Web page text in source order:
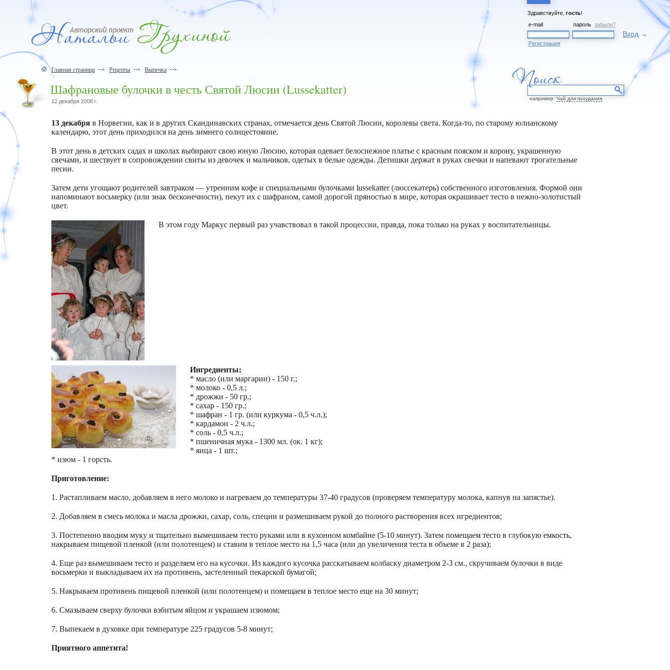
Здравствуйте, гость!
e-mail
пароль забыли?
Вход →
Регистрация
например: Чай для похудания
Главная страница Рецепты Выпечка
Шафрановые булочки в честь Святой Люсии (Lussekatter)
12 декабря 2008 г.
13 декабря в Норвегии, как и в других Скандинавских странах, отмечается день Святой Люсии, королевы света. Когда-то, по старому юлианскому
календарю, этот день приходился на день зимнего солнцестояние.
В этот день в детских садах и школах выбирают свою юную Люсию, которая одевает белоснежное платье с красным пояском и корону, украшенную
свечами, и шествует в сопровождении свиты из девочек и мальчиков, одетых в белые одежды. Детишки держат в руках свечки и напевают трогательные
песни.
Затем дети угощают родителей завтраком — утренним кофе и специальными булочками lussekatter (люссекатерь) собственного изготовления. Формой они
напоминают восьмерку (или знак бесконечности), пекут их с шафраном, самой дорогой пряностью в мире, которая окрашивает тесто в нежно-золотистый
цвет.
В этом году Маркус первый раз учавствовал в такой процессии, правда, пока только на руках у воспитательницы.
Ингредиенты:
* масло (или маргарин) - 150 г.;
* молоко - 0,5 л.;
* дрожжи - 50 гр.;
* сахар - 150 гр.;
* шафран - 1 гр. (или куркума - 0,5 ч.л.);
* кардамон - 2 ч.л.;
* соль - 0,5 ч.л.;
* пшеничная мука - 1300 мл. (ок. 1 кг);
* яица - 1 шт.;
* изюм - 1 горсть.
Приготовление:
1. Растапливаем масло, добавляем в него молоко и нагреваем до температуры 37-40 градусов (проверяем температуру молока, капнув на запястье).
2. Добавляем в смесь молока и масла дрожжи, сахар, соль, специи и размешиваем рукой до полного растворения всех игредиентов;
3. Постепенно вводим муку и тщательно вымешиваем тесто руками или в кухонном комбайне (5-10 минут). Затем помещаем тесто в глубокую емкость,
накрываем пищевой пленкой (или полотенцем) и ставим в теплое место на 1,5 часа (или до увеличения теста в объеме в 2 раза);
4. Еще раз вымешиваем тесто и разделяем его на кусочки. Из каждого кусочка расскатываем колбаску диаметром 2-3 см., скручиваем булочки в виде
восьмерки и выкладываем их на противень, застеленный пекарской бумагой;
5. Накрываем противень пищевой пленкой (или полотенцем) и помещаем в теплое место еще на 30 минут;
6. Смазываем сверху булочки взбитым яйцом и украшаем изюмом;
7. Выпекаем в духовке при температуре 225 градусов 5-8 минут;
Приятного аппетита!